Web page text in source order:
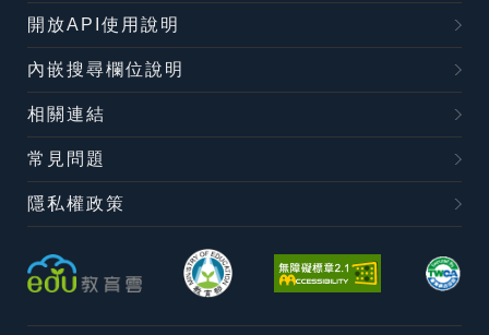
開放API使用說明
內嵌搜尋欄位說明
相關連結
常見問題
隱私權政策